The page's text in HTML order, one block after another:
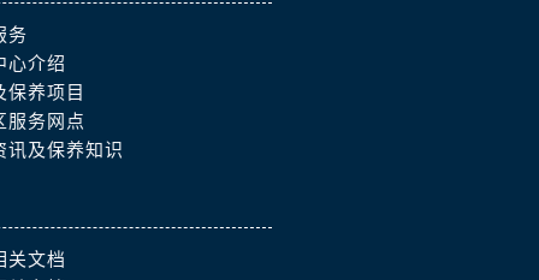
务
心介绍
保养项目
服务网点
讯及保养知识
关文档